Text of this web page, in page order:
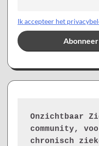
Ik accepteer het
Onzichtbaar
community,
chronisch